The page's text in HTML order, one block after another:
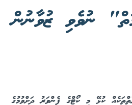
ނުވެވި ޒުވާނުން
ކުޅޭ މި ކޯޓްގެ ފެންވަރު ދަށްވުމުގެ